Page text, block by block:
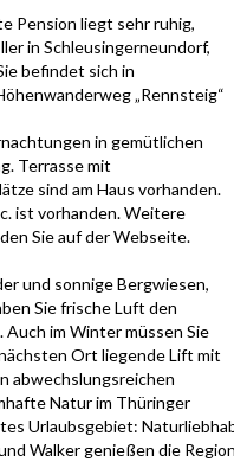
Pension liegt sehr ruhig,
in Schleusingerneundorf,
befindet sich in
„Rennsteig“
in gemütlichen
Terrasse mit
sind am Haus vorhanden.
ist vorhanden. Weitere
Sie auf derWebseite.
und sonnige Bergwiesen,
Sie frische Luft den
Auch im Winter müssen Sie
Ort liegende Lift mit
abwechslungsreichen
Natur im Thüringer
Urlaubsgebiet:
Walker genießen die